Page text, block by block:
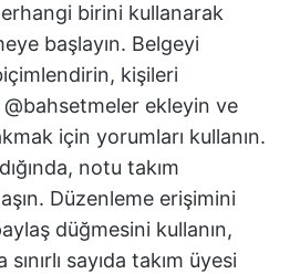
birini kullanarak
başlayın. Belgeyi
kişileri
ekleyin ve
için yorumları kullanın.
notu takım
Düzenleme erişimini
düğmesini kullanın,
sayıda takım üyesi